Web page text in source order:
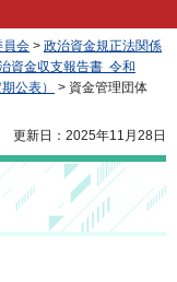
員会 > 政治資金規正法関係
資金収支報告書 令和
公表）
> 資金管理団体
更新日：2025年11月28日